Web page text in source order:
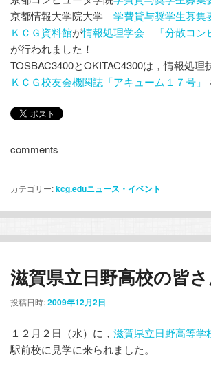
京都情報大学院大学 学費貸与奨学生募集
ＫＣＧ資料館が情報処理学会 「分散コ
が行われました！
TOSBAC3400とOKITAC4300は，情報処理
ＫＣＧ校友会機関誌「アキューム１７号」
comments
カテゴリー:kcg.eduニュース・イベント
滋賀県立日野高校の皆
投稿日時:2009年12月2日
１２月２日（水）に， 滋賀県立日野高等学
駅前校に見学に来られました。